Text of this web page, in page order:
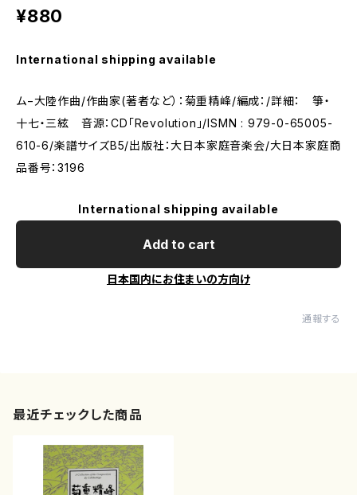
¥880
International shipping available
ム−大陸作曲/作曲家(著者など）：菊重精峰/編成：/詳細： 箏・
十七・三絃 音源：CD「Revolution」/ISMN : 979-0-65005-
610-6/楽譜サイズB5/出版社：大日本家庭音楽会/大日本家庭商
品番号：3196
International shipping available
Add to cart
日本国内にお住まいの方向け
通報する
最近チェックした商品